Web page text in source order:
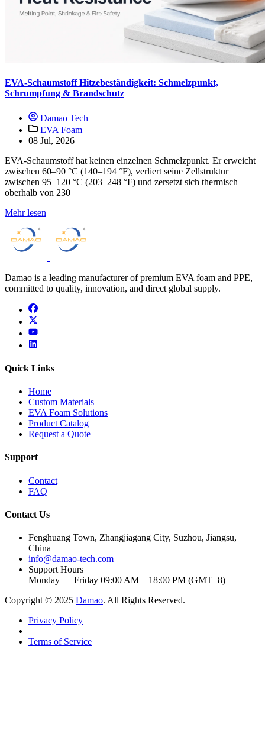
EVA-Schaumstoff Hitzebeständigkeit: Schmelzpunkt,
Schrumpfung & Brandschutz
Damao Tech
EVA Foam
08 Jul, 2026
EVA-Schaumstoff hat keinen einzelnen Schmelzpunkt. Er erweicht
zwischen 60–90 °C (140–194 °F), verliert seine Zellstruktur
zwischen 95–120 °C (203–248 °F) und zersetzt sich thermisch
oberhalb von 230
Mehr lesen
Damao is a leading manufacturer of premium EVA foam and PPE,
committed to quality, innovation, and direct global supply.
facebook
x
youtube
linkedin
Quick Links
Home
Custom Materials
EVA Foam Solutions
Product Catalog
Request a Quote
Support
Contact
FAQ
Contact Us
Fenghuang Town, Zhangjiagang City, Suzhou, Jiangsu,
China
info@damao-tech.com
Support Hours
Monday — Friday 09:00 AM – 18:00 PM (GMT+8)
Copyright © 2025 Damao. All Rights Reserved.
Privacy Policy
Terms of Service